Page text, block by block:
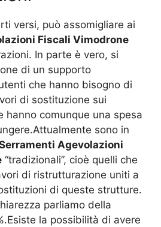
versi, può assomigliare ai
Fiscali Vimodrone
In parte è vero, si
di un supporto
che hanno bisogno di
di sostituzione sui
hanno comunque una spesa
sono in
Agevolazioni
“tradizionali”, cioè quelli che
di ristrutturazione uniti a
di queste strutture.
parliamo della
la possibilità di avere